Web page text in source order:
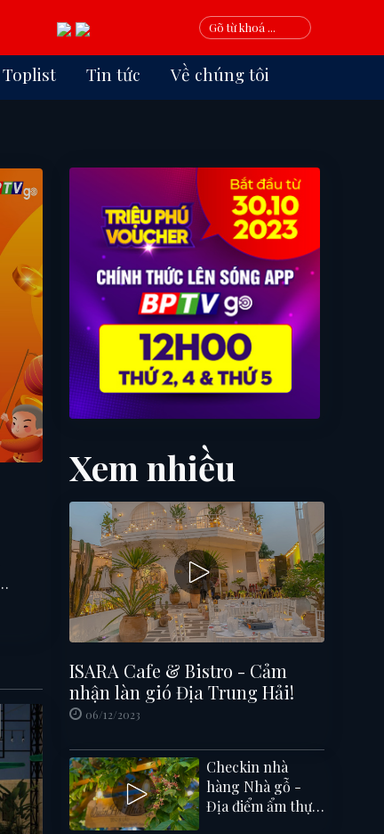
Toplist Tin tức Về chúng tôi
Xem nhiều
ISARA Cafe & Bistro - Cảm
nhận làn gió Địa Trung Hải!
06/12/2023
Checkin nhà
hàng Nhà gỗ -
Địa điểm ẩm thực